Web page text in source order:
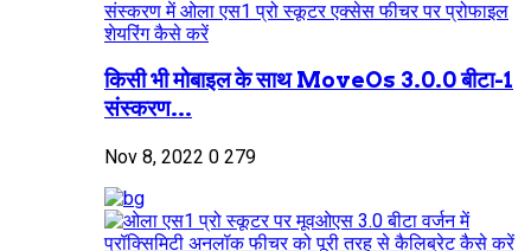
किसी भी मोबाइल के साथ MoveOs 3.0.0 बीटा-1
संस्करण...
Nov 8, 2022 0 279